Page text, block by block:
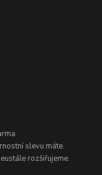
slevu máte.
rozšiřujeme.